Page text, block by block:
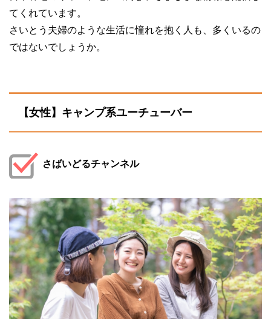
てくれています。
さいとう夫婦のような生活に憧れを抱く人も、多くいるの
ではないでしょうか。
【女性】キャンプ系ユーチューバー
さばいどるチャンネル